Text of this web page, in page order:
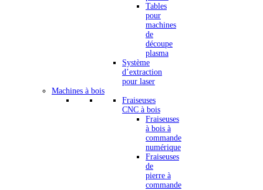
Tables
pour
machines
de
découpe
plasma
Système
d’extraction
pour laser
Machines à bois
Fraiseuses
CNC à bois
Fraiseuses
à bois à
commande
numérique
Fraiseuses
de
pierre à
commande